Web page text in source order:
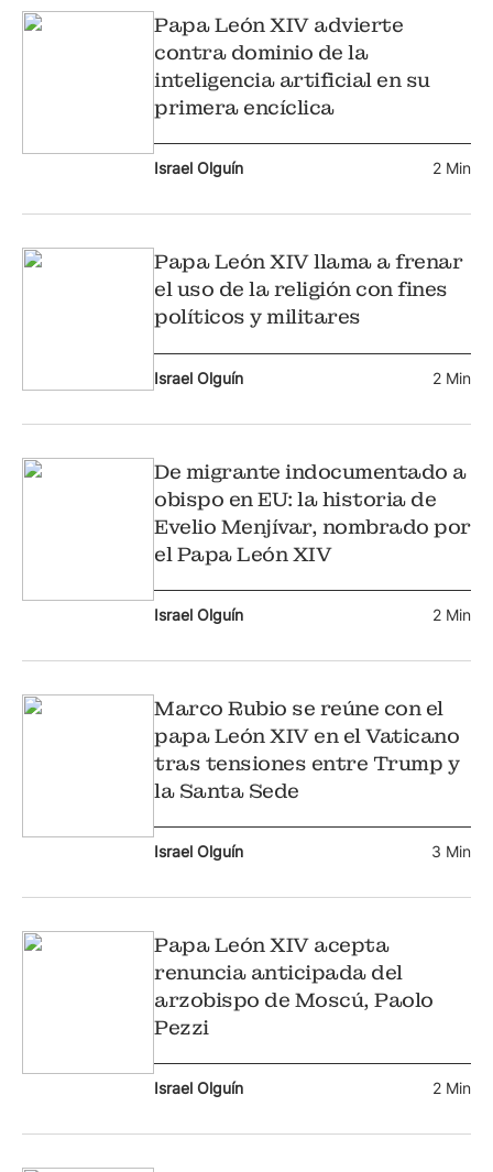
Papa León XIV advierte
contra dominio de la
inteligencia artificial en su
primera encíclica
Israel Olguín 2 Min
Papa León XIV llama a frenar
el uso de la religión con fines
políticos y militares
Israel Olguín 2 Min
De migrante indocumentado a
obispo en EU: la historia de
Evelio Menjívar, nombrado por
el Papa León XIV
Israel Olguín 2 Min
Marco Rubio se reúne con el
papa León XIV en el Vaticano
tras tensiones entre Trump y
la Santa Sede
Israel Olguín 3 Min
Papa León XIV acepta
renuncia anticipada del
arzobispo de Moscú, Paolo
Pezzi
Israel Olguín 2 Min